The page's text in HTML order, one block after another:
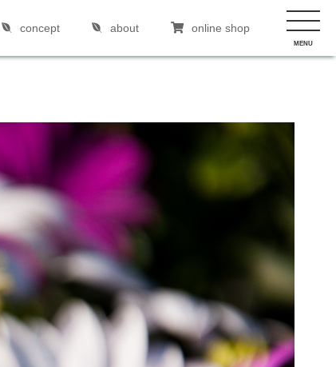
concept about online shop
MENU